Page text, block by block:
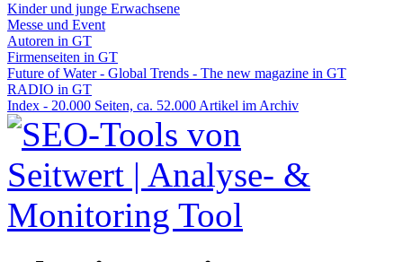
Kinder und junge Erwachsene
Messe und Event
Autoren in GT
Firmenseiten in GT
Future of Water - Global Trends - The new magazine in GT
RADIO in GT
Index - 20.000 Seiten, ca. 52.000 Artikel im Archiv